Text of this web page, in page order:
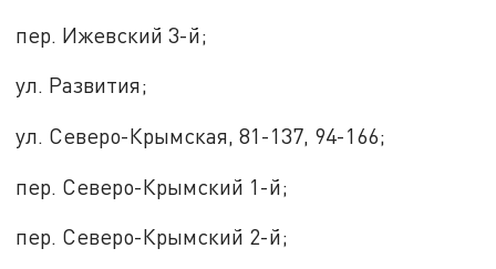
пер. Ижевский 3-й;
ул. Развития;
ул. Северо-Крымская, 81-137, 94-166;
пер. Северо-Крымский 1-й;
пер. Северо-Крымский 2-й;